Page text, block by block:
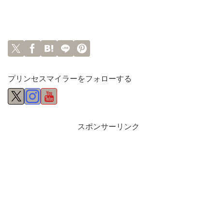
プリンセスマイラーをフォローする
スポンサーリンク